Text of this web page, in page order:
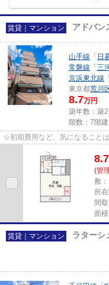
賃貸｜マンション アドバン
山手線 「 日
常磐線 「三
京浜東北線
東京都荒川
8.7万円
築年数：築
階数：7階建
☆初期費用など、気になること
8.7
(管
敷
所
間
面
賃貸｜マンション ラターシ